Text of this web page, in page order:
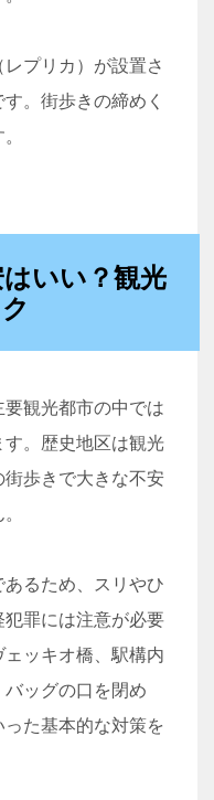
プリカ）が設置さ
。街歩きの締めく
いい？観光
観光都市の中では
。歴史地区は観光
歩きで大きな不安
るため、スリやひ
罪には注意が必要
ッキオ橋、駅構内
ッグの口を閉め
た基本的な対策を